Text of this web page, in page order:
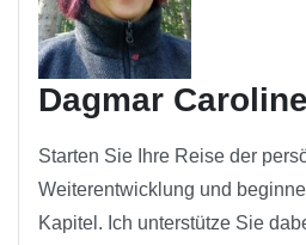
Dagmar Caroline
Starten Sie Ihre Reise der
Weiterentwicklung und
Kapitel. Ich unterstütze Sie